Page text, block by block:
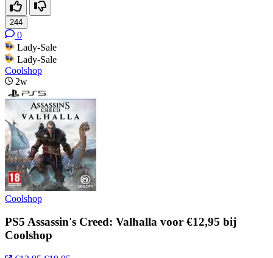
244
0
Lady-Sale
Lady-Sale
Coolshop
2w
Coolshop
PS5 Assassin's Creed: Valhalla voor €12,95 bij
Coolshop